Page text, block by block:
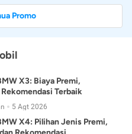
Promo
X3: Biaya Premi,
Terbaik
5 Agt 2026
X4: Pilihan Jenis Premi,